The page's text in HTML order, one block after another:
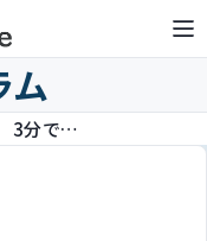
ム
【2022年9月】 3分でわかる今月のマネートピック